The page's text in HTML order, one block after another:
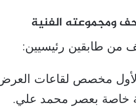
ومجموعته الفنية
من طابقين رئيسيين:
خاصة بعصر محمد علي.